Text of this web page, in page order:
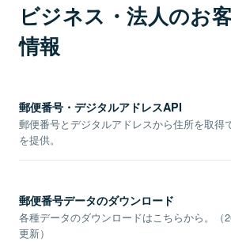
ビジネス・法人のお
情報
郵便番号・デジタルアドレスAPI
郵便番号とデジタルアドレスから住所を取得
を提供。
郵便番号データのダウンロード
各種データのダウンロードはこちらから。（
更新）